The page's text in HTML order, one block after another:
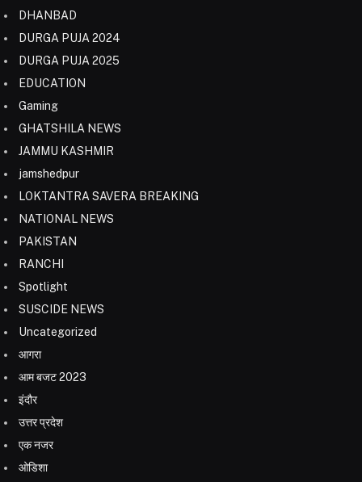
DHANBAD
DURGA PUJA 2024
DURGA PUJA 2025
EDUCATION
Gaming
GHATSHILA NEWS
JAMMU KASHMIR
jamshedpur
LOKTANTRA SAVERA BREAKING
NATIONAL NEWS
PAKISTAN
RANCHI
Spotlight
SUSCIDE NEWS
Uncategorized
आगरा
आम बजट 2023
इंदौर
उत्तर प्रदेश
एक नजर
ओडिशा